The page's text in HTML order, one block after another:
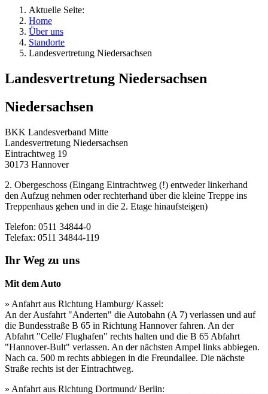
Aktuelle Seite:
Home
Über uns
Standorte
Landesvertretung Niedersachsen
Landesvertretung Niedersachsen
Niedersachsen
BKK Landesverband Mitte
Landesvertretung Niedersachsen
Eintrachtweg 19
30173 Hannover
2. Obergeschoss (Eingang Eintrachtweg (!) entweder linkerhand
den Aufzug nehmen oder rechterhand über die kleine Treppe ins
Treppenhaus gehen und in die 2. Etage hinaufsteigen)
Telefon: 0511 34844-0
Telefax: 0511 34844-119
Ihr Weg zu uns
Mit dem Auto
» Anfahrt aus Richtung Hamburg/ Kassel:
An der Ausfahrt "Anderten" die Autobahn (A 7) verlassen und auf
die Bundesstraße B 65 in Richtung Hannover fahren. An der
Abfahrt "Celle/ Flughafen" rechts halten und die B 65 Abfahrt
"Hannover-Bult" verlassen. An der nächsten Ampel links abbiegen.
Nach ca. 500 m rechts abbiegen in die Freundallee. Die nächste
Straße rechts ist der Eintrachtweg.
» Anfahrt aus Richtung Dortmund/ Berlin: